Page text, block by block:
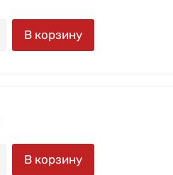
В корзину
В корзину